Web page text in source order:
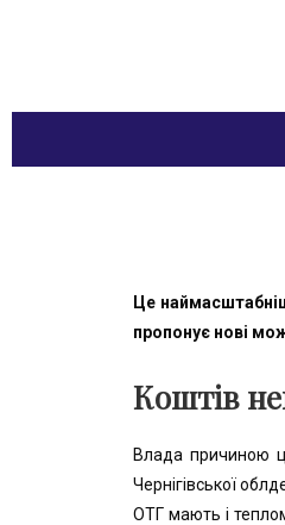
Це
пропонує нові
Коштів
Влада причиною
Чернігівської
ОТГ мають і